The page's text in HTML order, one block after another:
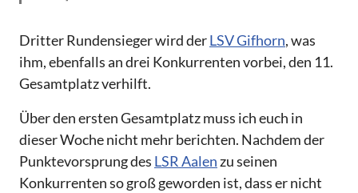
Dritter Rundensieger wird derLSV Gifhorn, was
ihm, ebenfalls an drei Konkurrenten vorbei, den 11.
Gesamtplatz verhilft.
Über den ersten Gesamtplatz muss ich euch in
dieser Woche nicht mehr berichten. Nachdem der
Punktevorsprung des LSR Aalen zu seinen
Konkurrenten so groß geworden ist, dass er nicht